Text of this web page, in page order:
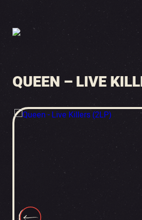
QUEEN – LIVE